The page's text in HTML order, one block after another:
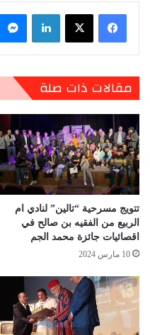
لينكدإن
مقالات ذات صلة
تتويج مسرحية “تالين” لنادي ام
الربيع من الفقيه بن صالح في
اقصائيات جائزة محمد الجم
10 مارس 2024